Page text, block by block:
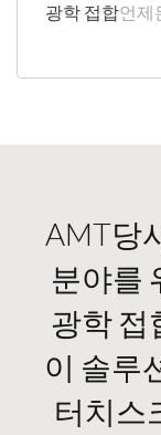
광학 접합언제
AMT당
분야를
광학 접
이 솔루
터치스